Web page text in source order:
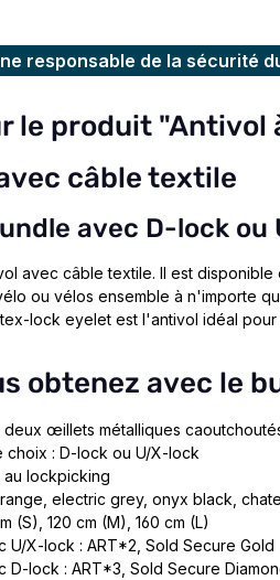
responsable de la sécurité
le produit "Antivol
câble textile
avec D-lock ou
avec câble textile. Il est
ou vélos ensemble à n'importe
lock eyelet est l'antivol idéal
obtenez avec le
œillets métalliques
choix : D-lock ou U/X-lock
au lockpicking
electric grey, onyx black,
(S), 120 cm (M), 160 cm (L)
U/X-lock : ART*2, Sold Secure Gold
D-lock : ART*3, Sold Secure